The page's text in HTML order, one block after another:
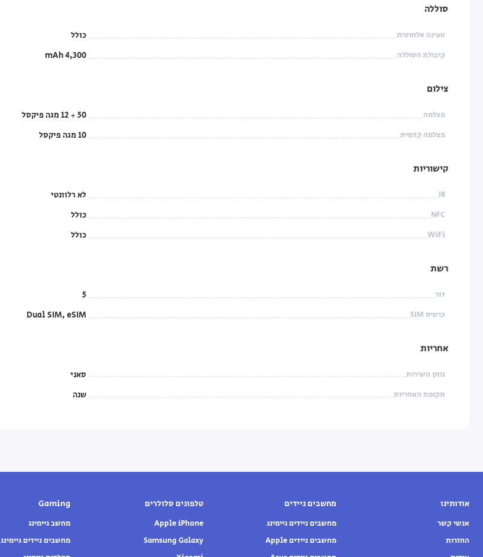
סוללה
טעינה אלחוטית כולל
קיבולת הסוללה 4,300 mAh
צילום
מצלמה 50 + 12 מגה פיקסל
מצלמה קדמית 10 מגה פיקסל
קישוריות
IR לא רלוונטי
NFC כולל
WiFi כולל
רשת
דור 5
כרטיס SIM Dual SIM, eSIM
אחריות
נותן השירות סאני
תקופת האחריות שנה
אודותינו
אנשי קשר
החזרות
מחשבים ניידים
מחשבים ניידים גיימינג
מחשבים ניידים Apple
טלפונים סלולרים
Apple iPhone
Samsung Galaxy
Gaming
מחשב גיימינג
מחשבים ניידים גיימינג